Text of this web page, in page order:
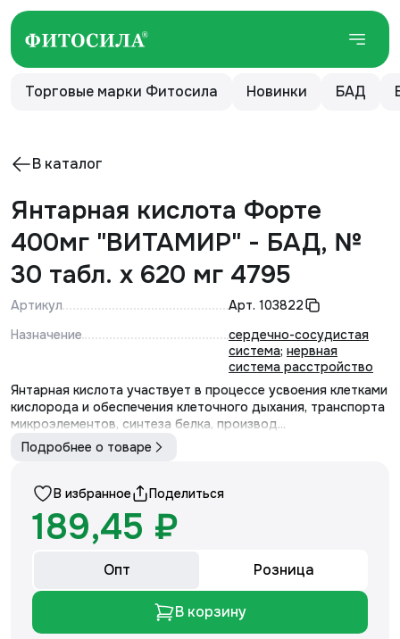
Торговые марки Фитосила Новинки БАД
В каталог
Янтарная кислота Форте
400мг "ВИТАМИР" - БАД, №
30 табл. х 620 мг 4795
Артикул Арт. 103822
Назначение
сердечно-сосудистая
система; нервная
система расстройство
Янтарная кислота участвует в процессе усвоения клетками
кислорода и обеспечения клеточного дыхания, транспорта
микроэлементов, синтеза белка, производ...
Подробнее о товаре
В избранное Поделиться
189,45 ₽
Опт Розница
В корзину